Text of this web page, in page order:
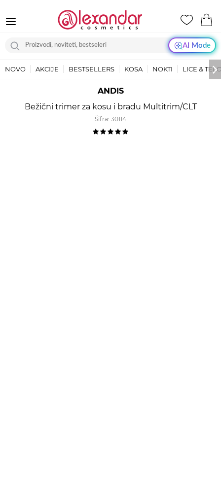
AI Mode
NOVO AKCIJE BESTSELLERS KOSA NOKTI LICE &
ANDIS
Bežični trimer za kosu i bradu Multitrim/CLT
Šifra: 30114